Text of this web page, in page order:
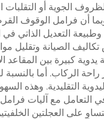
الجوية أو التقلبات
أن فرامل الوقوف
التعديل الذاتي في
الصيانة وتقليل
كبيرة بين
راحة الركاب. أما
التقليدية. وهذه
التعامل مع آليات
على العجلتين